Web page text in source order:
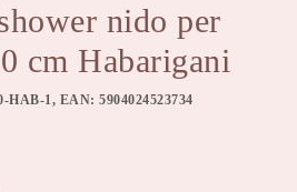
nido per
cm Habarigani
1, EAN: 5904024523734